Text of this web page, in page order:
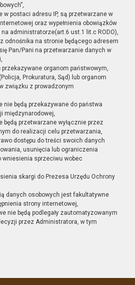
w postaci adresu IP, są przetwarzane w
oraz wypełnienia obowiązków
administratorze(art.6 ust.1 lit.c RODO),
odnośnika na stronie będącego adresem
Pan/Pani na przetwarzanie danych w
przekazywane organom państwowym,
Prokuratura, Sąd) lub organom
związku z prowadzonym
nie będą przekazywane do państwa
międzynarodowej,
będą przetwarzane wyłącznie przez
do realizacji celu przetwarzania,
dostępu do treści swoich danych
usunięcia lub ograniczenia
wniesienia sprzeciwu wobec
skargi do Prezesa Urzędu Ochrony
danych osobowych jest fakultatywne
strony internetowej,
nie będą podlegały zautomatyzowanym
przez Administratora, w tym